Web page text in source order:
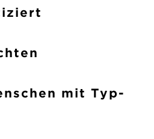
mit Typ-